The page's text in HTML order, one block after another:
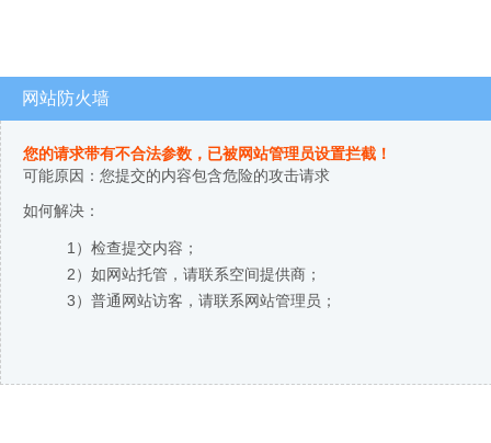
网站防火墙
您的请求带有不合法参数，已被网站管理员设置拦截！
可能原因：您提交的内容包含危险的攻击请求
如何解决：
1）检查提交内容；
2）如网站托管，请联系空间提供商；
3）普通网站访客，请联系网站管理员；